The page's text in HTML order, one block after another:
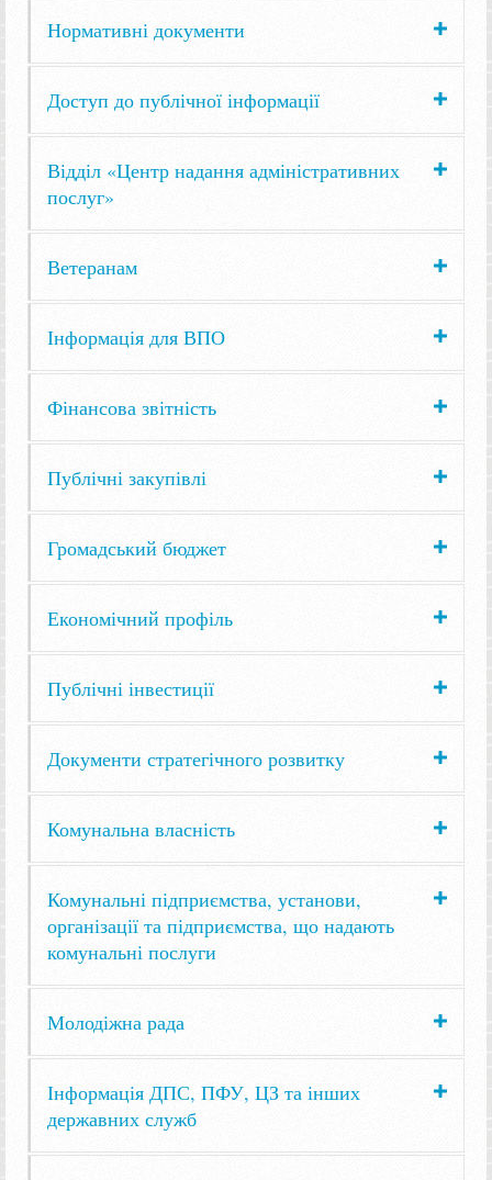
Нормативні документи
Доступ до публічної інформації
Відділ «Центр надання адміністративних
послуг»
Ветеранам
Інформація для ВПО
Фінансова звітність
Публічні закупівлі
Громадський бюджет
Економічний профіль
Публічні інвестиції
Документи стратегічного розвитку
Комунальна власність
Комунальні підприємства, установи,
організації та підприємства, що надають
комунальні послуги
Молодіжна рада
Інформація ДПС, ПФУ, ЦЗ та інших
державних служб